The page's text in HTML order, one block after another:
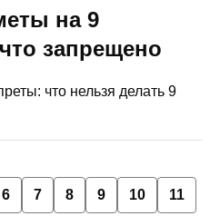
на 9
запрещено
что нельзя делать 9
6 7 8 9 10 11